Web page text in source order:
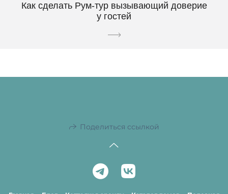
Как сделать Рум-тур вызывающий доверие
у гостей
Поделиться ссылкой